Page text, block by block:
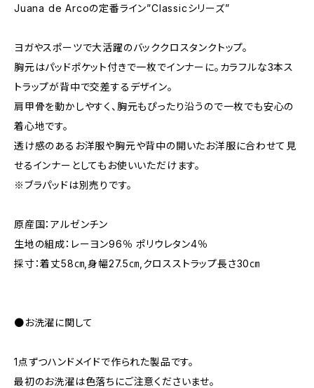
Juana de Arcoの定番ライン”Classicシリーズ”
ヨガやスポーツで大活躍のバッククロスタンクトップ。
胸元はパッドポケット付きで一枚でインナーに。カラフルな3本ス
トラップが背中で交差するデザイン。
肩甲骨を動かしやすく、胸元もぴったり沿うので一枚でも安心の
着心地です。
透け感のあるお洋服や胸元や背中の開いたお洋服に合わせて見
せるインナーとしてもお使いいただけます。
※ブラパッドは別売りです。
原産国：アルゼンチン
生地の組成：レーヨン96％ ポリウレタン4％
採寸：着丈58㎝,身幅27.5㎝,クロスストラップ長さ30㎝
●お洗濯に関して
1点ずつハンドメイドで作られた製品です。
最初のお洗濯は色落ちにご注意くださいませ。